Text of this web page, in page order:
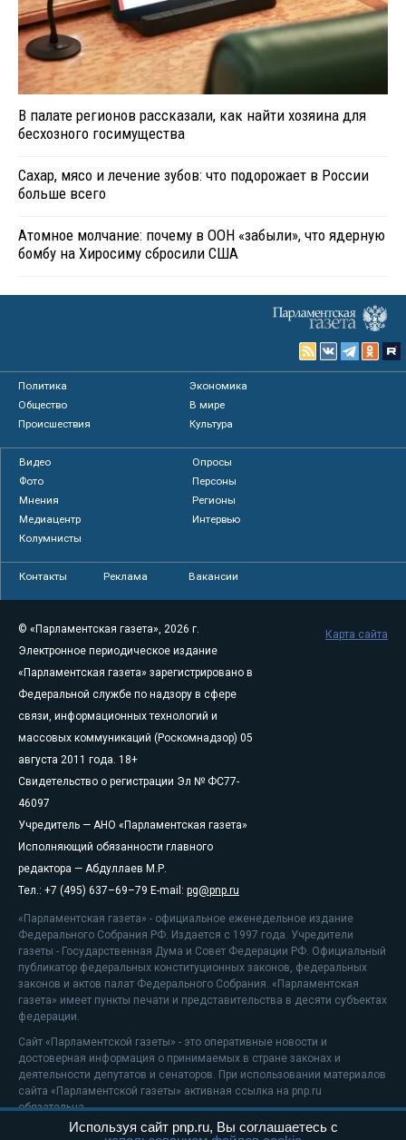
В палате регионов рассказали, как найти хозяина для
бесхозного госимущества
Сахар, мясо и лечение зубов: что подорожает в России
больше всего
Атомное молчание: почему в ООН «забыли», что ядерную
бомбу на Хиросиму сбросили США
Политика
Экономика
Общество
В мире
Происшествия
Культура
Видео
Опросы
Фото
Персоны
Мнения
Регионы
Медиацентр
Интервью
Колумнисты
Контакты Реклама Вакансии
© «Парламентская газета», 2026 г.
Электронное периодическое издание
«Парламентская газета» зарегистрировано в
Федеральной службе по надзору в сфере
связи, информационных технологий и
массовых коммуникаций (Роскомнадзор) 05
августа 2011 года. 18+
Свидетельство о регистрации Эл № ФС77-
46097
Учредитель — АНО «Парламентская газета»
Исполняющий обязанности главного
редактора — Абдуллаев М.Р.
Тел.: +7 (495) 637–69–79 E-mail: pg@pnp.ru
«Парламентская газета» - официальное еженедельное издание
Федерального Собрания РФ. Издается с 1997 года. Учредители
газеты - Государственная Дума и Совет Федерации РФ. Официальный
публикатор федеральных конституционных законов, федеральных
законов и актов палат Федерального Собрания. «Парламентская
газета» имеет пункты печати и представительства в десяти субъектах
федерации.
Сайт «Парламентской газеты» - это оперативные новости и
достоверная информация о принимаемых в стране законах и
деятельности депутатов и сенаторов. При использовании материалов
сайта «Парламентской газеты» активная ссылка на pnp.ru
обязательна.
На информационном ресурсе применяютсярекомендательные
Карта сайта
Используя сайт pnp.ru, Вы соглашаетесь с